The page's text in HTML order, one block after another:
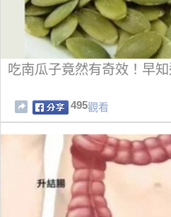
吃南瓜子竟然有奇效！早
495觀看